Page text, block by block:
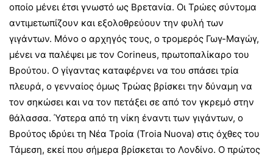
οποίο μένει έτσι γνωστό ως Βρετανία. Οι Τρώες σύντομα
αντιμετωπίζουν και εξολοθρεύουν την φυλή των
γιγάντων. Μόνο ο αρχηγός τους, ο τρομερός Γωγ-Μαγώγ,
μένει να παλέψει με τον Corineus, πρωτοπαλίκαρο του
Βρούτου. Ο γίγαντας καταφέρνει να του σπάσει τρία
πλευρά, ο γενναίος όμως Τρώας βρίσκει την δύναμη να
τον σηκώσει και να τον πετάξει σε από τον γκρεμό στην
θάλασσα. Ύστερα από τη νίκη έναντι των γιγάντων, ο
Βρούτος ιδρύει τη Νέα Τροία (Troia Nuova) στις όχθες του
Τάμεση, εκεί που σήμερα βρίσκεται το Λονδίνο. Ο πρώτος